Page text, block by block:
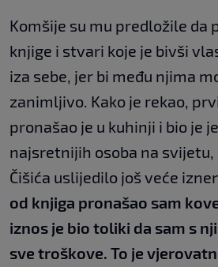
Komšije su mu predložile da
knjige i stvari koje je bivši
iza sebe, jer bi među njima
zanimljivo. Kako je rekao,
pronašao je u kuhinji i bio je
najsretnijih osoba na svijetu,
Čišića uslijedilo još veće
od knjiga pronašao sam
iznos je bio toliki da sam s
sve troškove. To je